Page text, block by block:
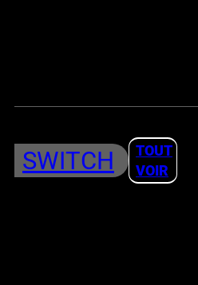
SWITCH
TOUT
VOIR